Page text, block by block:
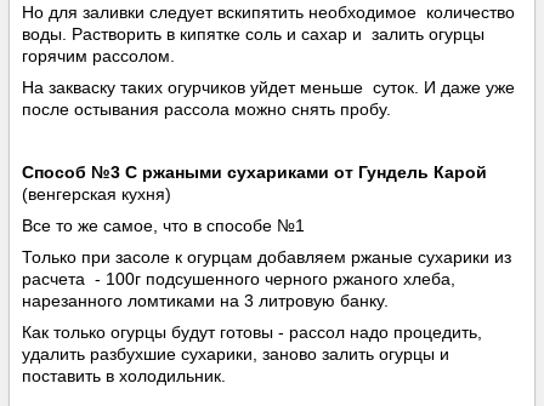
Но для заливки следует вскипятить необходимое количество
воды. Растворить в кипятке соль и сахар и залить огурцы
горячим рассолом.
На закваску таких огурчиков уйдет меньше суток. И даже уже
после остывания рассола можно снять пробу.
Способ №3 С ржаными сухариками от Гундель Карой
(венгерская кухня)
Все то же самое, что в способе №1
Только при засоле к огурцам добавляем ржаные сухарики из
расчета - 100г подсушенного черного ржаного хлеба,
нарезанного ломтиками на 3 литровую банку.
Как только огурцы будут готовы - рассол надо процедить,
удалить разбухшие сухарики, заново залить огурцы и
поставить в холодильник.